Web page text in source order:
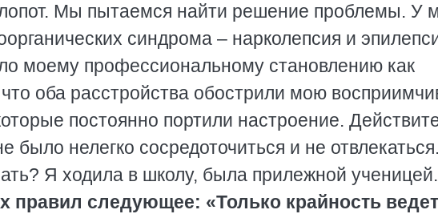
Мы пытаемся найти решение проблемы. У
синдрома – нарколепсия и
моему профессиональному становлению как
оба расстройства обострили мою
постоянно портили настроение.
было нелегко сосредоточиться и не
Я ходила в школу, была прилежной ученицей.
правил следующее: «Только крайность